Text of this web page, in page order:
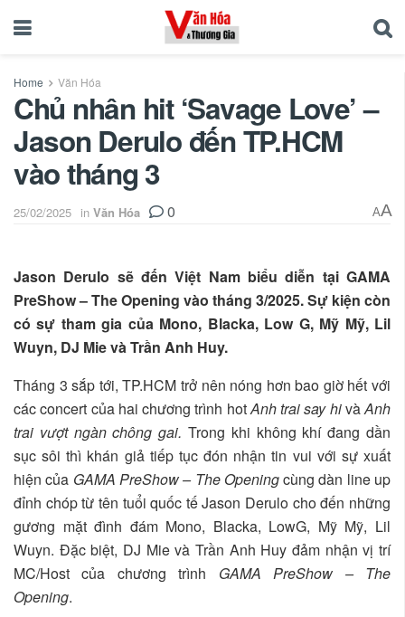
Home Văn Hóa
Chủ nhân hit ‘Savage Love’ –
Jason Derulo đến TP.HCM
vào tháng 3
25/02/2025 in Văn Hóa 0 AA
Jason Derulo sẽ đến Việt Nam biểu diễn tại GAMA
PreShow – The Opening vào tháng 3/2025. Sự kiện còn
có sự tham gia của Mono, Blacka, Low G, Mỹ Mỹ, Lil
Wuyn, DJ Mie và Trần Anh Huy.
Tháng 3 sắp tới, TP.HCM trở nên nóng hơn bao giờ hết với
các concert của hai chương trình hotAnh trai say hivàAnh
trai vượt ngàn chông gai. Trong khi không khí đang dần
sục sôi thì khán giả tiếp tục đón nhận tin vui với sự xuất
hiện của GAMA PreShow – The Openingcùng dàn line up
đỉnh chóp từ tên tuổi quốc tế Jason Derulo cho đến những
gương mặt đình đám Mono, Blacka, LowG, Mỹ Mỹ, Lil
Wuyn. Đặc biệt, DJ Mie và Trần Anh Huy đảm nhận vị trí
MC/Host của chương trình GAMA PreShow – The
Opening.